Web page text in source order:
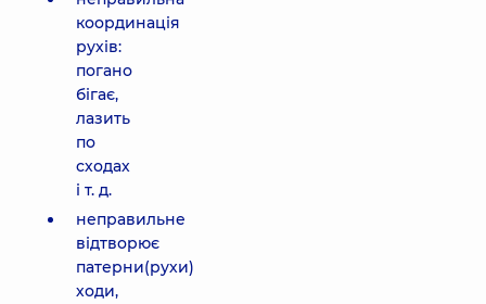
координація
рухів:
погано
бігає,
лазить
по
сходах
і т. д.
неправильне
відтворює
патерни(рухи)
ходи,